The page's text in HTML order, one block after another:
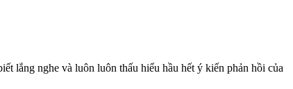
lắng nghe và luôn luôn thấu hiểu hầu hết ý kiến phản hồi của